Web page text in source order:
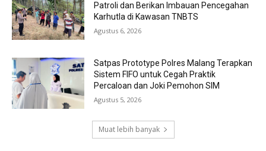
Patroli dan Berikan Imbauan Pencegahan
Karhutla di Kawasan TNBTS
Agustus 6, 2026
Satpas Prototype Polres Malang Terapkan
Sistem FIFO untuk Cegah Praktik
Percaloan dan Joki Pemohon SIM
Agustus 5, 2026
Muat lebih banyak